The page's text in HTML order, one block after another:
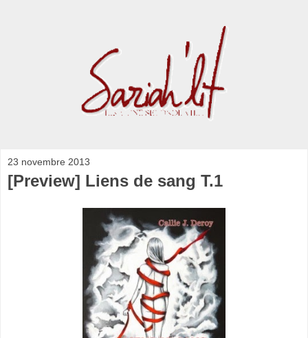
23 novembre 2013
[Preview] Liens de sang T.1